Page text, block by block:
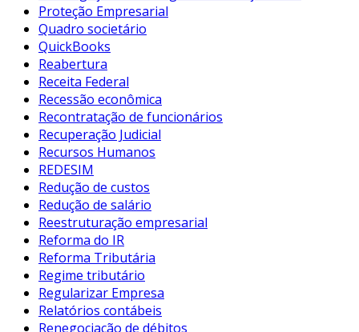
Proteção Empresarial
Quadro societário
QuickBooks
Reabertura
Receita Federal
Recessão econômica
Recontratação de funcionários
Recuperação Judicial
Recursos Humanos
REDESIM
Redução de custos
Redução de salário
Reestruturação empresarial
Reforma do IR
Reforma Tributária
Regime tributário
Regularizar Empresa
Relatórios contábeis
Renegociação de débitos